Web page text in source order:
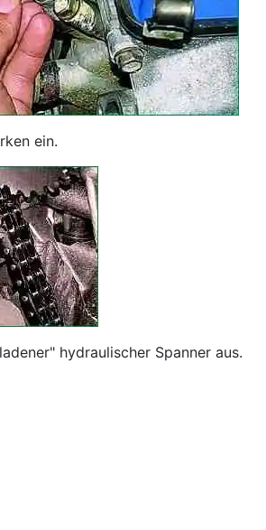
ein.
hydraulischer Spanner aus.